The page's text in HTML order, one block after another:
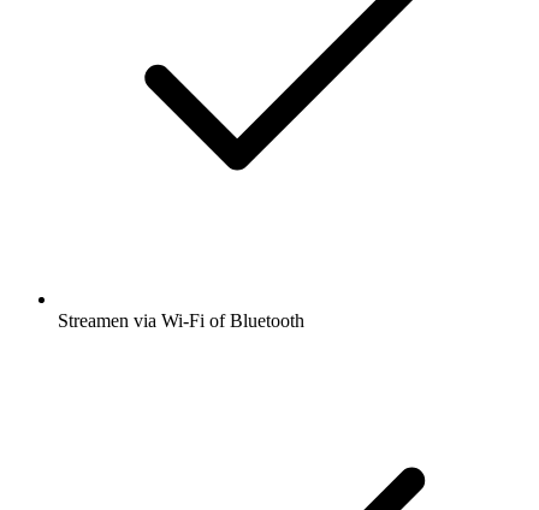
Streamen via Wi-Fi of Bluetooth